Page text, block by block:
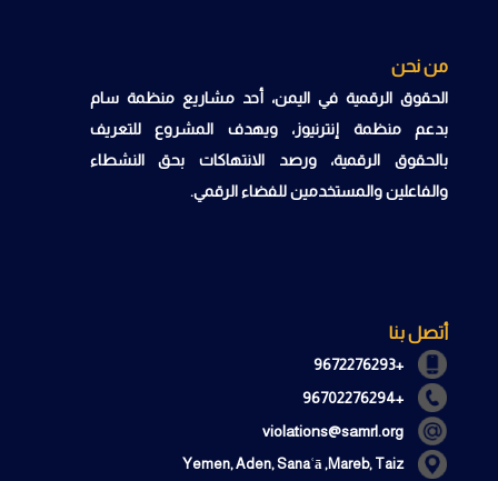
من نحن
الحقوق الرقمية في اليمن، أحد مشاريع منظمة سام
بدعم منظمة إنترنيوز، ويهدف المشروع للتعريف
بالحقوق الرقمية، ورصد الانتهاكات بحق النشطاء
والفاعلين والمستخدمين للفضاء الرقمي.
أتصل بنا
+9672276293
+96702276294
violations@samrl.org
Yemen, Aden, Sanaʿā ,Mareb, Taiz